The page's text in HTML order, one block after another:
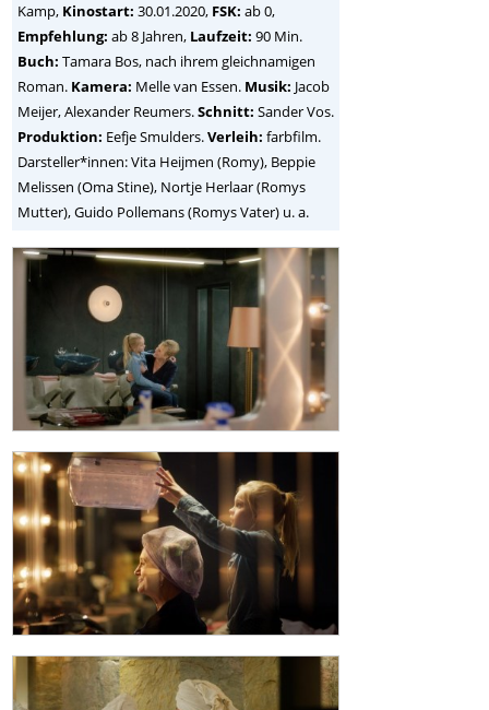
Kamp, Kinostart: 30.01.2020, FSK: ab 0,
Empfehlung: ab 8 Jahren, Laufzeit: 90 Min.
Buch: Tamara Bos, nach ihrem gleichnamigen
Roman. Kamera: Melle van Essen. Musik: Jacob
Meijer, Alexander Reumers.Schnitt: Sander Vos.
Produktion: Eefje Smulders.Verleih: farbfilm.
Darsteller*innen: Vita Heijmen (Romy), Beppie
Melissen (Oma Stine), Nortje Herlaar (Romys
Mutter), Guido Pollemans (Romys Vater) u. a.